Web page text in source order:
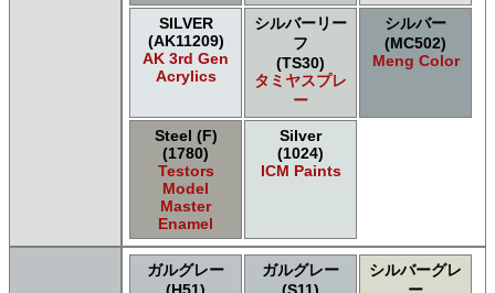
SILVER
(AK11209)
AK 3rd Gen
Acrylics
シルバーリー
フ
(TS30)
タミヤスプレ
ー
シルバー
(MC502)
Meng Color
Steel (F)
(1780)
Testors
Model
Master
Enamel
Silver
(1024)
ICM Paints
ガルグレー
(H51)
ガルグレー
(S11)
シルバーグレ
ー